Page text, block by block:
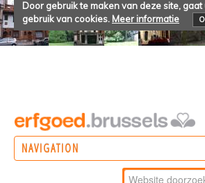
Door gebruik te maken van deze site,
gebruik van cookies. Meer informatie
NAVIGATION
Zoek